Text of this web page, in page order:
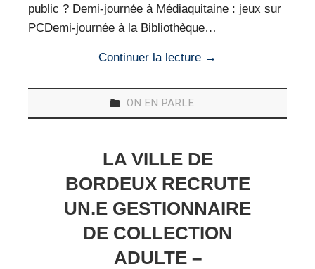
public ? Demi-journée à Médiaquitaine : jeux sur
PCDemi-journée à la Bibliothèque…
Continuer la lecture →
ON EN PARLE
LA VILLE DE
BORDEUX RECRUTE
UN.E GESTIONNAIRE
DE COLLECTION
ADULTE –